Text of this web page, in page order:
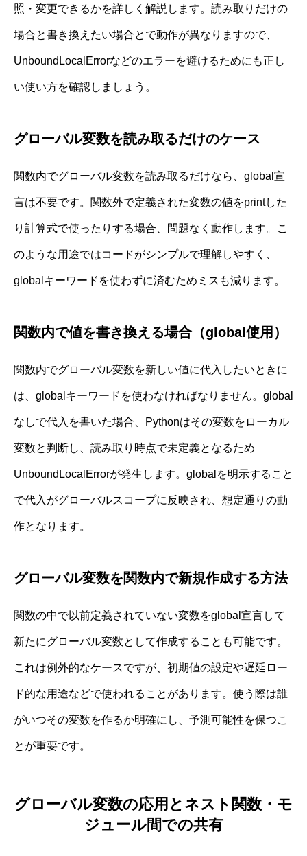
照・変更できるかを詳しく解説します。読み取りだけの
場合と書き換えたい場合とで動作が異なりますので、
UnboundLocalErrorなどのエラーを避けるためにも正し
い使い方を確認しましょう。
グローバル変数を読み取るだけのケース
関数内でグローバル変数を読み取るだけなら、global宣
言は不要です。関数外で定義された変数の値をprintした
り計算式で使ったりする場合、問題なく動作します。こ
のような用途ではコードがシンプルで理解しやすく、
globalキーワードを使わずに済むためミスも減ります。
関数内で値を書き換える場合（global使用）
関数内でグローバル変数を新しい値に代入したいときに
は、globalキーワードを使わなければなりません。global
なしで代入を書いた場合、Pythonはその変数をローカル
変数と判断し、読み取り時点で未定義となるため
UnboundLocalErrorが発生します。globalを明示すること
で代入がグローバルスコープに反映され、想定通りの動
作となります。
グローバル変数を関数内で新規作成する方法
関数の中で以前定義されていない変数をglobal宣言して
新たにグローバル変数として作成することも可能です。
これは例外的なケースですが、初期値の設定や遅延ロー
ド的な用途などで使われることがあります。使う際は誰
がいつその変数を作るか明確にし、予測可能性を保つこ
とが重要です。
グローバル変数の応用とネスト関数・モ
ジュール間での共有